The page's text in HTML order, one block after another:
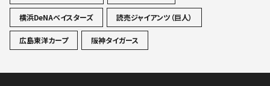
横浜DeNAベイスターズ 読売ジャイアンツ（巨人）
広島東洋カープ 阪神タイガース